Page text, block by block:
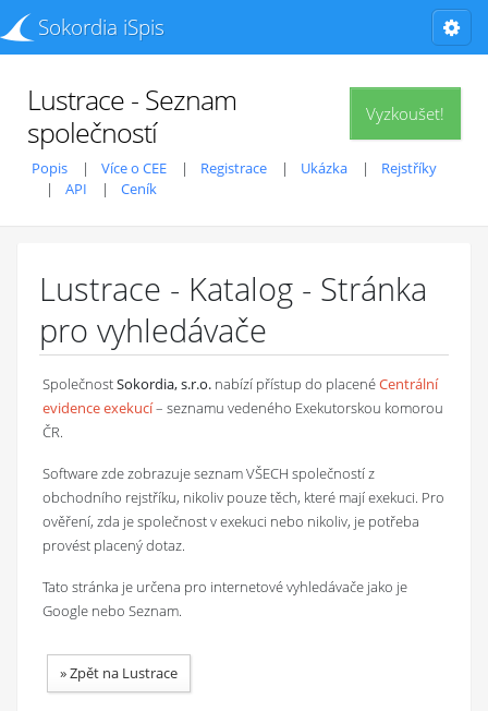
Sokordia iSpis
Vyzkoušet!
Lustrace - Seznam
společností
Popis Více o CEE Registrace Ukázka
Rejstříky
API
Ceník
Lustrace - Katalog - Stránka
pro vyhledávače
SpolečnostSokordia, s.r.o. nabízí přístup do placenéCentrální
evidence exekucí– seznamu vedeného Exekutorskou komorou
ČR.
Software zde zobrazuje seznam VŠECH společností z
obchodního rejstříku, nikoliv pouze těch, které mají exekuci. Pro
ověření, zda je společnost v exekuci nebo nikoliv, je potřeba
provést placený dotaz.
Tato stránka je určena pro internetové vyhledávače jako je
Google nebo Seznam.
»Zpět na Lustrace